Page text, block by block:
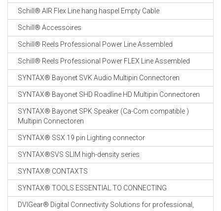
Schill® AIR Flex Line hang haspel Empty Cable
Schill® Accessoires
Schill® Reels Professional Power Line Assembled
Schill® Reels Professional Power FLEX Line Assembled
SYNTAX® Bayonet SVK Audio Multipin Connectoren
SYNTAX® Bayonet SHD Roadline HD Multipin Connectoren
SYNTAX® Bayonet SPK Speaker (Ca-Com compatible )
Multipin Connectoren
SYNTAX® SSX 19 pin Lighting connector
SYNTAX®SVS SLIM high-density series
SYNTAX® CONTAXTS
SYNTAX® TOOLS ESSENTIAL TO CONNECTING
DVIGear® Digital Connectivity Solutions for professional,